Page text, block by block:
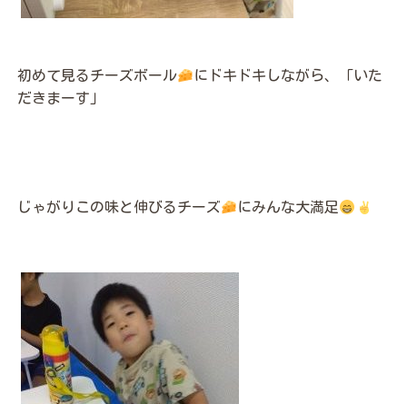
初めて見るチーズボール
にドキドキしながら、「いた
だきまーす」
じゃがりこの味と伸びるチーズ にみんな大満足